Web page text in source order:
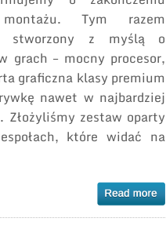
Tym razem
stworzony z myślą o
grach – mocny procesor,
graficzna klasy premium
nawet w najbardziej
zestaw oparty
które widać na